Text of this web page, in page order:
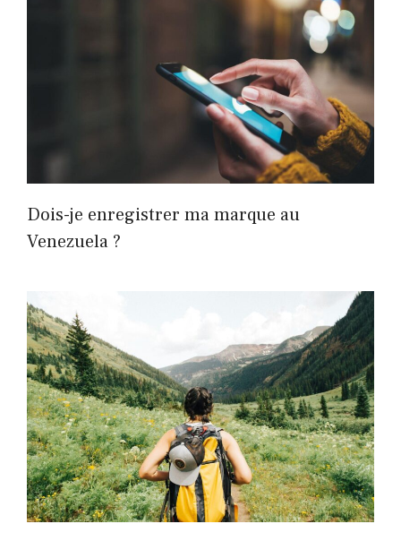
Dois-je enregistrer ma marque au
Venezuela ?